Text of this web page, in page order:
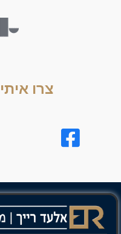
צרו